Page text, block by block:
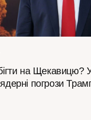
на Щекавицю?
погрози